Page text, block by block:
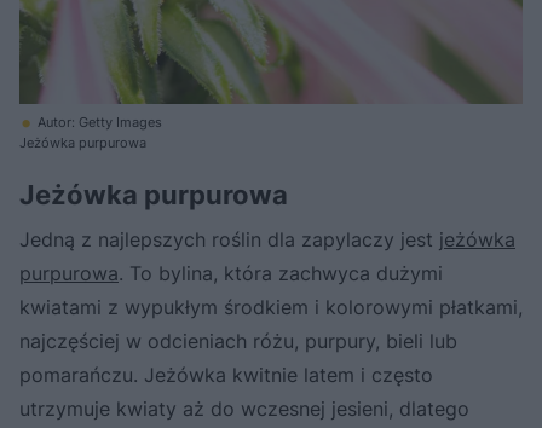
Autor: Getty Images
Jeżówka purpurowa
Jeżówka purpurowa
Jedną z najlepszych roślin dla zapylaczy jest jeżówka
purpurowa. To bylina, która zachwyca dużymi
kwiatami z wypukłym środkiem i kolorowymi płatkami,
najczęściej w odcieniach różu, purpury, bieli lub
pomarańczu. Jeżówka kwitnie latem i często
utrzymuje kwiaty aż do wczesnej jesieni, dlatego